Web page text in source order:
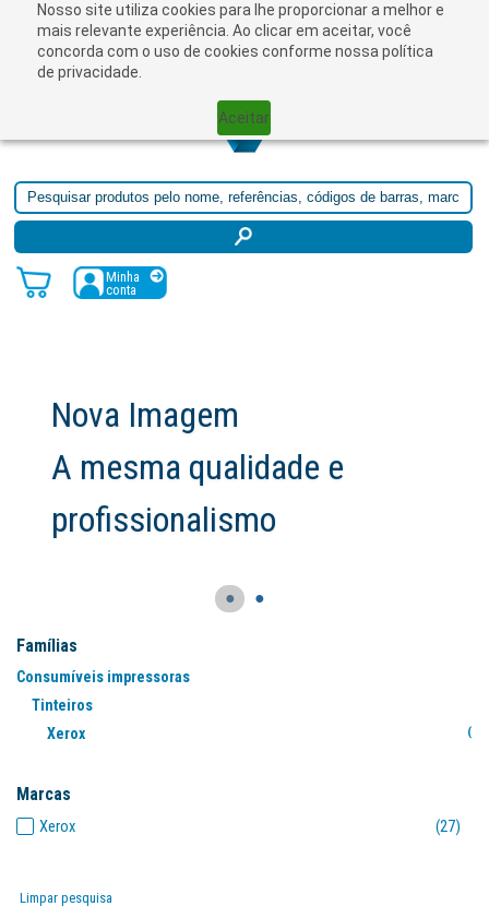
Nosso site utiliza cookies para lhe proporcionar a melhor e
mais relevante experiência. Ao clicar em aceitar, você
concorda com o uso de cookies conforme nossa política
de privacidade.
Aceitar
Minha
conta
● ●
Famílias
Consumíveis impressoras
Tinteiros
Xerox
(27)
Marcas
Xerox (27)
Limpar pesquisa